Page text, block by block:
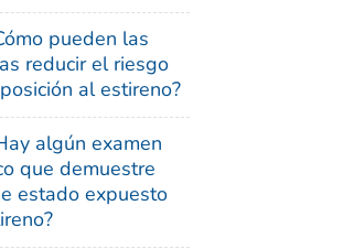
pueden las
reducir el riesgo
al estireno?
algún examen
que demuestre
estado expuesto